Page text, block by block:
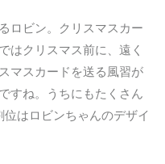
ロビン。クリスマスカー
はクリスマス前に、遠く
マスカードを送る風習が
すね。うちにもたくさん
はロビンちゃんのデザイ